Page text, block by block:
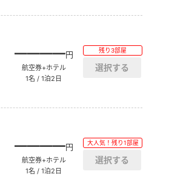
――――円
航空券+ホテル
1名 / 1泊2日
残り3部屋
――――円
航空券+ホテル
1名 / 1泊2日
大人気！残り1部屋